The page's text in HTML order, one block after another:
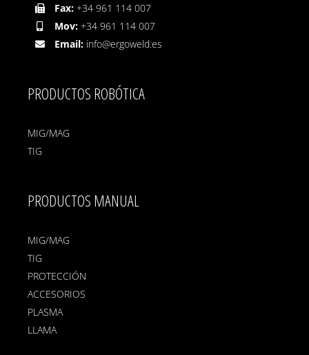
Fax: +34 961 114 007
Mov: +34 961 114 007
Email: info@ergoweld.es
PRODUCTOS ROBÓTICA
MIG/MAG
TIG
PRODUCTOS MANUAL
MIG/MAG
TIG
PROTECCIÓN
ACCESORIOS
PLASMA
LLAMA